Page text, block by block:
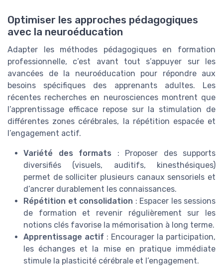
Optimiser les approches pédagogiques
avec la neuroéducation
Adapter les méthodes pédagogiques en formation
professionnelle, c’est avant tout s’appuyer sur les
avancées de la neuroéducation pour répondre aux
besoins spécifiques des apprenants adultes. Les
récentes recherches en neurosciences montrent que
l’apprentissage efficace repose sur la stimulation de
différentes zones cérébrales, la répétition espacée et
l’engagement actif.
Variété des formats : Proposer des supports
diversifiés (visuels, auditifs, kinesthésiques)
permet de solliciter plusieurs canaux sensoriels et
d’ancrer durablement les connaissances.
Répétition et consolidation : Espacer les sessions
de formation et revenir régulièrement sur les
notions clés favorise la mémorisation à long terme.
Apprentissage actif : Encourager la participation,
les échanges et la mise en pratique immédiate
stimule la plasticité cérébrale et l’engagement.